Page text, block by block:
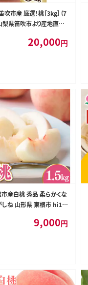
市産 厳選！桃［3kg］（7
梨県笛吹市より産地直送
20,000円
市産白桃 秀品 柔らかくな
しね 山形県 東根市 hi10
9,000円